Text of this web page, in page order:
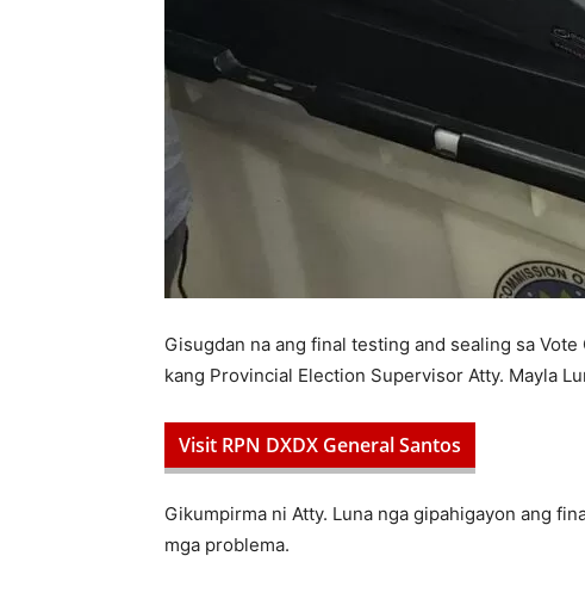
Gisugdan na ang final testing and sealing sa
kang Provincial Election Supervisor Atty. Mayla
Visit RPN DXDX General Santos
Gikumpirma ni Atty. Luna nga gipahigayon ang
mga problema.